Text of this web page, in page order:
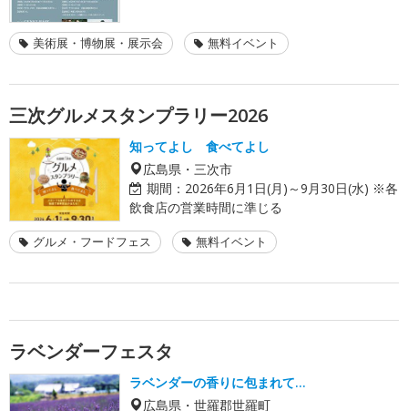
美術展・博物展・展示会 無料イベント
三次グルメスタンプラリー2026
知ってよし 食べてよし
広島県・三次市
期間： 2026年6月1日(月)～9月30日(水) ※各
飲食店の営業時間に準じる
グルメ・フードフェス 無料イベント
ラベンダーフェスタ
ラベンダーの香りに包まれて…
広島県・世羅郡世羅町